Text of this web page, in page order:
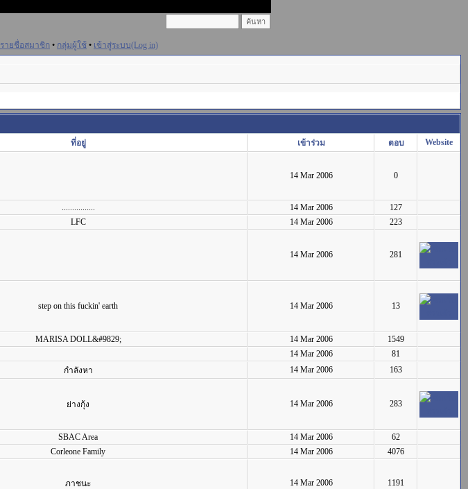
รายชื่อสมาชิก • กลุ่มผู้ใช้ • เข้าสู่ระบบ(Log in)
ที่อยู่ เข้าร่วม ตอบ Website
14 Mar 2006 0
................ 14 Mar 2006
127
LFC 14 Mar 2006 223
14 Mar 2006 281
step on this fuckin' earth 14 Mar 2006 13
MARISA DOLL&#9829; 14 Mar 2006
1549
14 Mar 2006
81
กำลังหา 14 Mar 2006 163
ย่างกุ้ง 14 Mar 2006 283
SBAC Area 14 Mar 2006
62
Corleone Family 14 Mar 2006 4076
ภาชนะ 14 Mar 2006 1191